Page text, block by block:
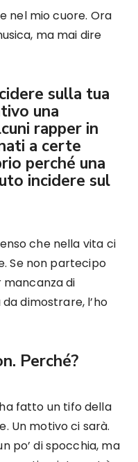
nel mio cuore. Ora
ma mai dire
sulla tua
una
rapper in
a certe
perché una
incidere sul
che nella vita ci
Se non partecipo
di
dimostrare, l’ho
Perché?
fatto un tifo della
Un motivo ci sarà.
po’ di spocchia, ma